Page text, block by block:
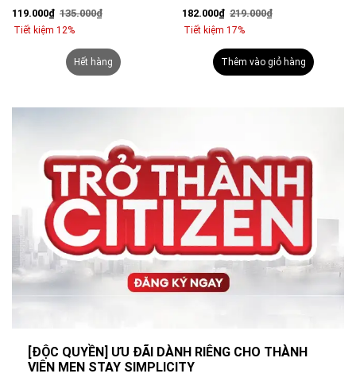
119.000₫ 135.000₫
Tiết kiệm 12%
Hết hàng
250ml
182.000₫ 219.000₫
Tiết kiệm 17%
Thêm vào giỏ hàng
[ĐỘC QUYỀN] ƯU ĐÃI DÀNH RIÊNG CHO THÀNH
VIÊN MEN STAY SIMPLICITY